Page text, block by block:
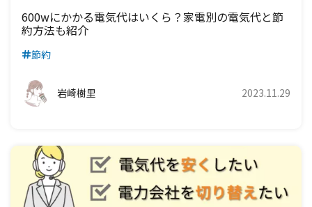
600wにかかる電気代はいくら？家電別の電気代と節
約方法も紹介
節約
岩崎樹里 2023.11.29